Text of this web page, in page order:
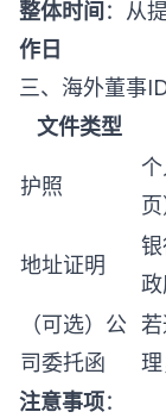
整体时间 ：从
作日
三、海外董事
文件类型
护照
地址证明
（可选）公
司委托函
注意事项：